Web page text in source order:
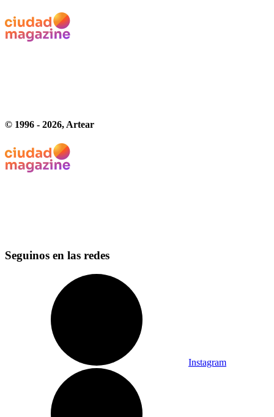
© 1996 - 2026, Artear
Seguinos en las redes
Instagram